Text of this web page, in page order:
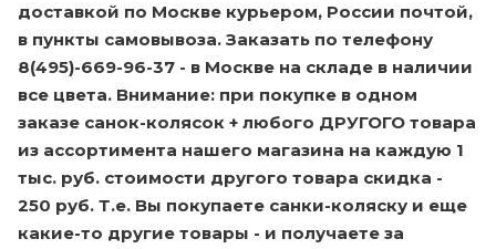
доставкой по Москве курьером, России почтой,
в пункты самовывоза. Заказать по телефону
8(495)-669-96-37 - в Москве на складе в наличии
все цвета. Внимание: при покупке в одном
заказе санок-колясок + любого ДРУГОГО товара
из ассортимента нашего магазина на каждую 1
тыс. руб. стоимости другого товара скидка -
250 руб. Т.е. Вы покупаете санки-коляску и еще
какие-то другие товары - и получаете за